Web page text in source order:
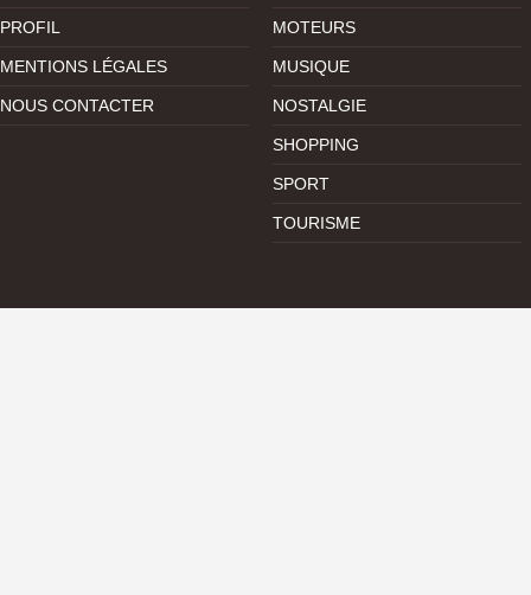
PROFIL
MENTIONS LÉGALES
NOUS CONTACTER
MOTEURS
MUSIQUE
NOSTALGIE
SHOPPING
SPORT
TOURISME